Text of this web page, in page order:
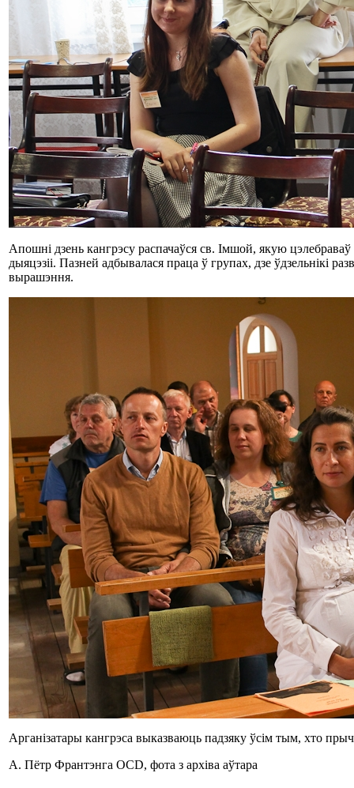
Апошні дзень кангрэсу распачаўся св. Імшой, якую
дыяцэзіі. Пазней адбывалася праца ў групах, дзе ўдзельнікі
вырашэння.
Арганізатары кангрэса выказваюць падзяку ўсім тым, хто
А. Пётр Франтэнга OCD, фота з архіва аўтара